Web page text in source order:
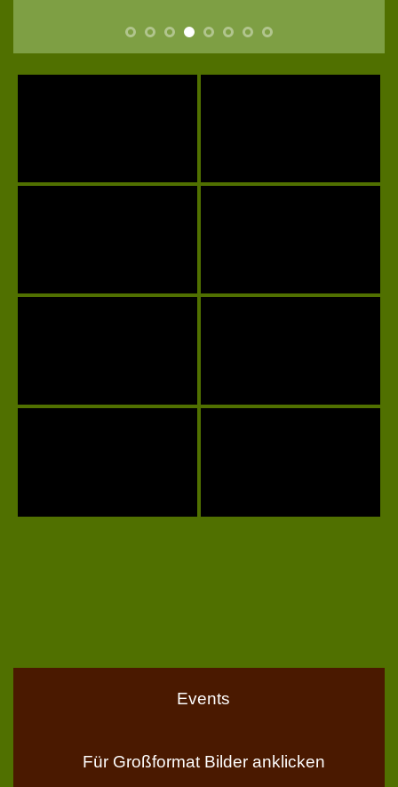
Events
Für Großformat Bilder anklicken